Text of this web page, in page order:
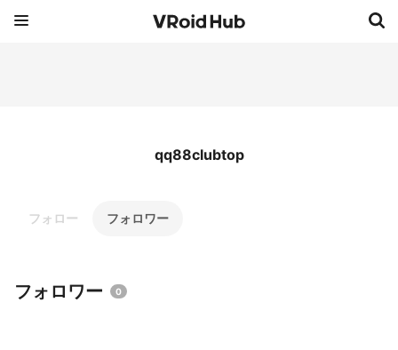
qq88clubtop
フォロー フォロワー
フォロワー 0